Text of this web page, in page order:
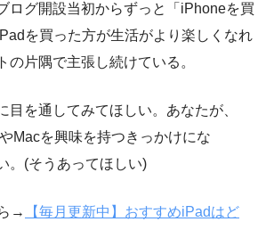
ログ開設当初からずっと「iPhoneを買
を買った方が生活がより楽しくなれ
の片隅で主張し続けている。
目を通してみてほしい。あなたが、
Macを興味を持つきっかけにな
。(そうあってほしい)
→
【毎月更新中】おすすめiPadはど